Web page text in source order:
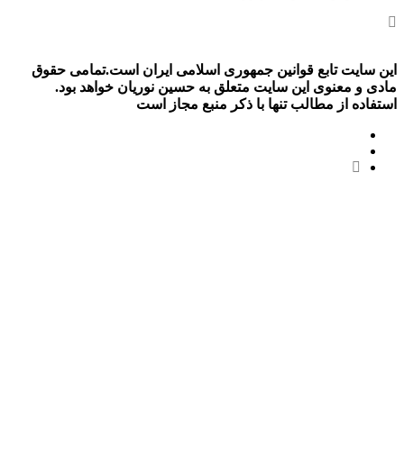
این سایت تابع قوانین جمهوری اسلامی ایران است.تمامی حقوق
مادی و معنوی این سایت متعلق به حسین نوریان خواهد بود.
استفاده از مطالب تنها با ذکر منبع مجاز است